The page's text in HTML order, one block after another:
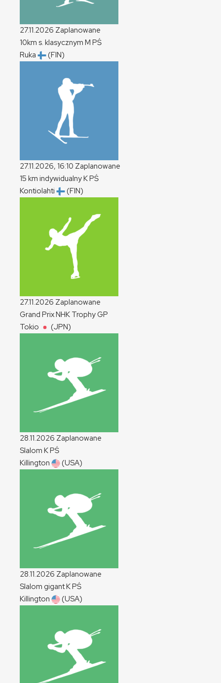
27.11.2026 Zaplanowane
10km s. klasycznym M PŚ
Ruka
(FIN)
27.11.2026, 16:10 Zaplanowane
15 km indywidualnyKPŚ
Kontiolahti
(FIN)
27.11.2026 Zaplanowane
Grand Prix NHK TrophyGP
Tokio
(JPN)
28.11.2026 Zaplanowane
Slalom KPŚ
Killington
(USA)
28.11.2026 Zaplanowane
Slalom gigantKPŚ
Killington
(USA)